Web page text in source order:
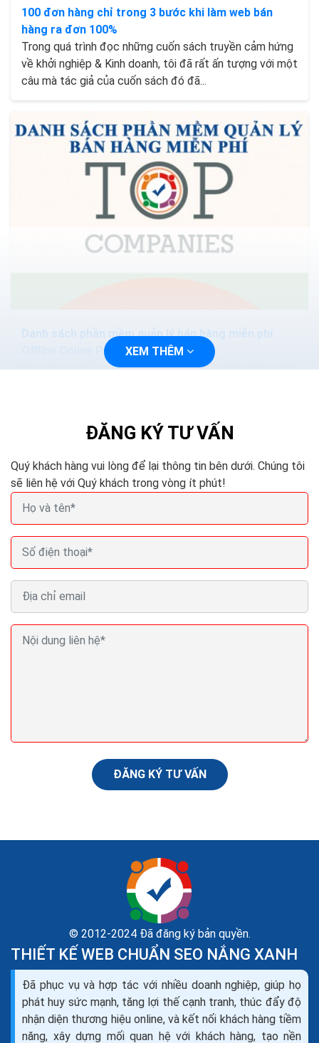
100 đơn hàng chỉ trong 3 bước khi làm web bán
hàng ra đơn 100%
Trong quá trình đọc những cuốn sách truyền cảm hứng
về khởi nghiệp & Kinh doanh, tôi đã rất ấn tượng với một
câu mà tác giả của cuốn sách đó đã...
Danh sách phần mềm quản lý bán hàng miễn phí
Offline Online Pc Excel
Bài viết sau tổng hợp cho các bạn TOP phần mềm quản
mại...
Danh sách phần mềm quản lý cửa hàng tiện lợi miễn
phí Offline Online
Phần mềm quản lý cửa hàng tiện lợi là một công cụ hữu
XEM THÊM
ĐĂNG KÝ TƯ VẤN
Quý khách hàng vui lòng để lại thông tin bên dưới. Chúng tôi
sẽ liên hệ với Quý khách trong vòng ít phút!
ĐĂNG KÝ TƯ VẤN
© 2012-2024 Đã đăng ký bản quyền.
THIẾT KẾ WEB CHUẨN SEO NẮNG XANH
Đã phục vụ và hợp tác với nhiều doanh nghiệp, giúp họ
phát huy sức mạnh, tăng lợi thế cạnh tranh, thúc đẩy độ
nhận diện thương hiệu online, và kết nối khách hàng tiềm
năng, xây dựng mối quan hệ với khách hàng, tạo nền